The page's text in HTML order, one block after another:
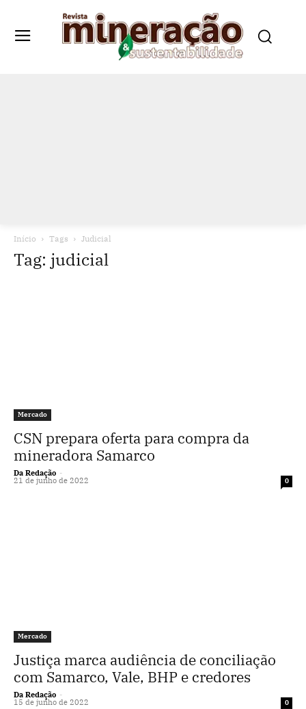
Início Tags Judicial
Tag: judicial
Mercado
CSN prepara oferta para compra da
mineradora Samarco
Da Redação -
21 de junho de 2022 0
Mercado
Justiça marca audiência de conciliação
com Samarco, Vale, BHP e credores
Da Redação -
15 de junho de 2022 0